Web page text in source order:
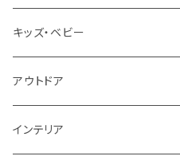
キッズ・ベビー
アウトドア
インテリア